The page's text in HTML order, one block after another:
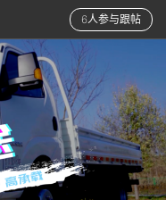
6人参与跟帖